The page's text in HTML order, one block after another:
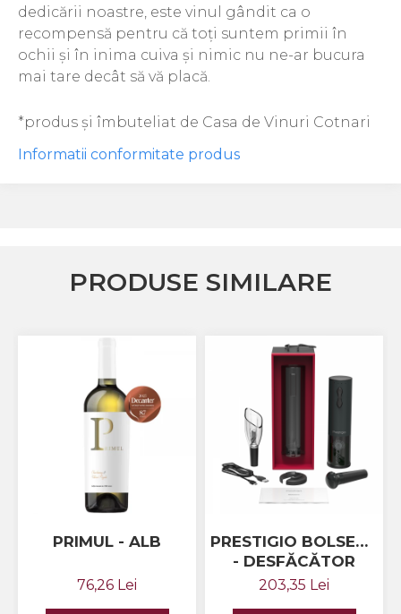
dedicării noastre, este vinul gândit ca o
recompensă pentru că toți suntem primii în
ochii și în inima cuiva și nimic nu ne-ar bucura
mai tare decât să vă placă.
*produs și îmbuteliat de Casa de Vinuri Cotnari
Informatii conformitate produs
PRODUSE SIMILARE
PRIMUL - ALB
76,26 Lei
PRESTIGIO BOLSENA
- DESFĂCĂTOR
AUTOMAT DE
203,35 Lei